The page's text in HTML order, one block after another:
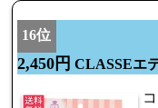
16位
2,450円 CLASSEエ